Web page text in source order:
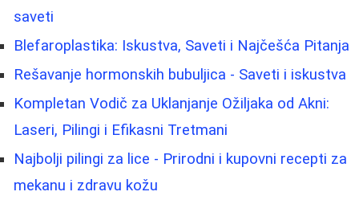
saveti
Blefaroplastika: Iskustva, Saveti i Najčešća Pitanja
Rešavanje hormonskih bubuljica - Saveti i iskustva
Kompletan Vodič za Uklanjanje Ožiljaka od Akni:
Laseri, Pilingi i Efikasni Tretmani
Najbolji pilingi za lice - Prirodni i kupovni recepti za
mekanu i zdravu kožu